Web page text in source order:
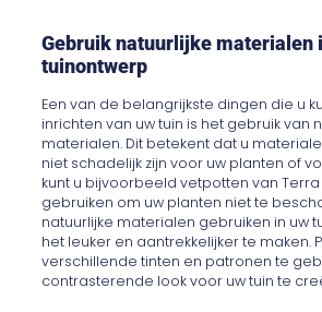
Gebruik natuurlijke materialen
tuinontwerp
Een van de belangrijkste dingen die u
inrichten van uw tuin is het gebruik van
materialen. Dit betekent dat u
niet schadelijk zijn voor uw planten of
kunt u bijvoorbeeld vetpotten van
gebruiken om uw planten niet te
natuurlijke materialen gebruiken in uw
het leuker en aantrekkelijker te maken.
verschillende tinten en patronen te
contrasterende look voor uw tuin te